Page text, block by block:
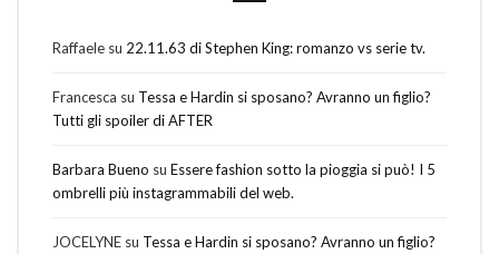
Raffaele su 22.11.63 di Stephen King: romanzo vs serie tv.
Francesca su Tessa e Hardin si sposano? Avranno un figlio?
Tutti gli spoiler di AFTER
Barbara Bueno su Essere fashion sotto la pioggia si può! I 5
ombrelli più instagrammabili del web.
JOCELYNE su Tessa e Hardin si sposano? Avranno un figlio?